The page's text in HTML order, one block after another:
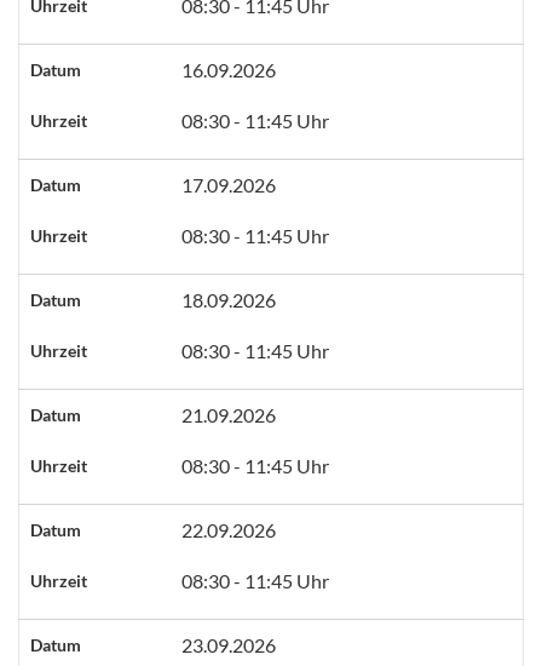
Uhrzeit 08:30 - 11:45 Uhr
Datum 16.09.2026
Uhrzeit 08:30 - 11:45 Uhr
Datum 17.09.2026
Uhrzeit 08:30 - 11:45 Uhr
Datum 18.09.2026
Uhrzeit 08:30 - 11:45 Uhr
Datum 21.09.2026
Uhrzeit 08:30 - 11:45 Uhr
Datum 22.09.2026
Uhrzeit 08:30 - 11:45 Uhr
Datum 23.09.2026